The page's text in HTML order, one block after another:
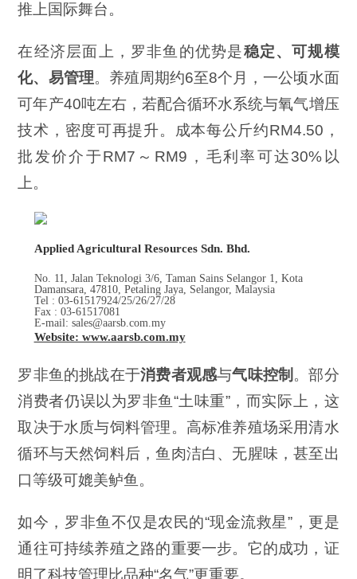
推上国际舞台。
在经济层面上，罗非鱼的优势是稳定、可规模
化、易管理。养殖周期约6至8个月，一公顷水面
可年产40吨左右，若配合循环水系统与氧气增压
技术，密度可再提升。成本每公斤约RM4.50，
批发价介于RM7～RM9，毛利率可达30%以
上。
Applied Agricultural Resources Sdn. Bhd.
No. 11, Jalan Teknologi 3/6, Taman Sains Selangor 1, Kota
Damansara, 47810, Petaling Jaya, Selangor, Malaysia
Tel : 03-61517924/25/26/27/28
Fax : 03-61517081
E-mail: sales@aarsb.com.my
Website: www.aarsb.com.my
罗非鱼的挑战在于消费者观感与气味控制 。部分
消费者仍误以为罗非鱼“土味重”，而实际上，这
取决于水质与饲料管理。高标准养殖场采用清水
循环与天然饲料后，鱼肉洁白、无腥味，甚至出
口等级可媲美鲈鱼。
如今，罗非鱼不仅是农民的“现金流救星”，更是
通往可持续养殖之路的重要一步。它的成功，证
明了科技管理比品种“名气”更重要。